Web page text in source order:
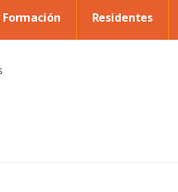
Residentes